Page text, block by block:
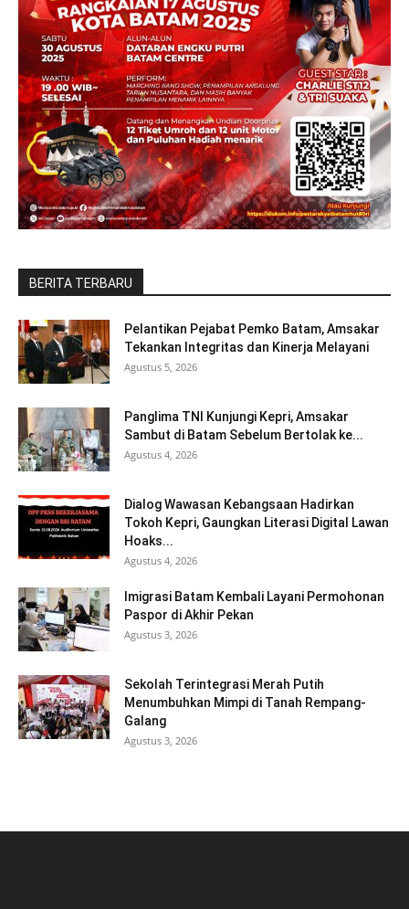
BERITA TERBARU
Pelantikan Pejabat Pemko Batam, Amsakar
Tekankan Integritas dan Kinerja Melayani
Agustus 5, 2026
Panglima TNI Kunjungi Kepri, Amsakar
Sambut di Batam Sebelum Bertolak ke...
Agustus 4, 2026
Dialog Wawasan Kebangsaan Hadirkan
Tokoh Kepri, Gaungkan Literasi Digital Lawan
Hoaks...
Agustus 4, 2026
Imigrasi Batam Kembali Layani Permohonan
Paspor di Akhir Pekan
Agustus 3, 2026
Sekolah Terintegrasi Merah Putih
Menumbuhkan Mimpi di Tanah Rempang-
Galang
Agustus 3, 2026